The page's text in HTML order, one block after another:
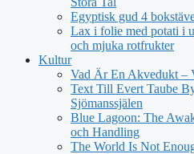
Egyptisk gud 4
Lax i folie med potati i
och mjuka rotfrukter
Kultur
Vad Är En Akvedukt –
Text Till Evert Taube
Sjömanssjälen
Blue Lagoon: The
och Handling
The World Is Not